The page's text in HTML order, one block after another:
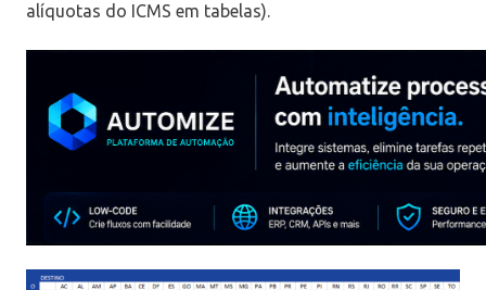
alíquotas do ICMS em tabelas).